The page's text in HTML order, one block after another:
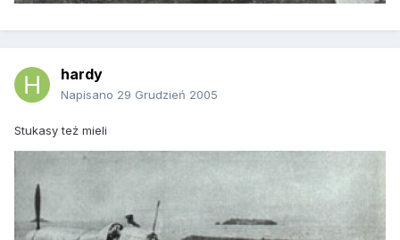
hardy
Napisano 29 Grudzień 2005
Stukasy też mieli